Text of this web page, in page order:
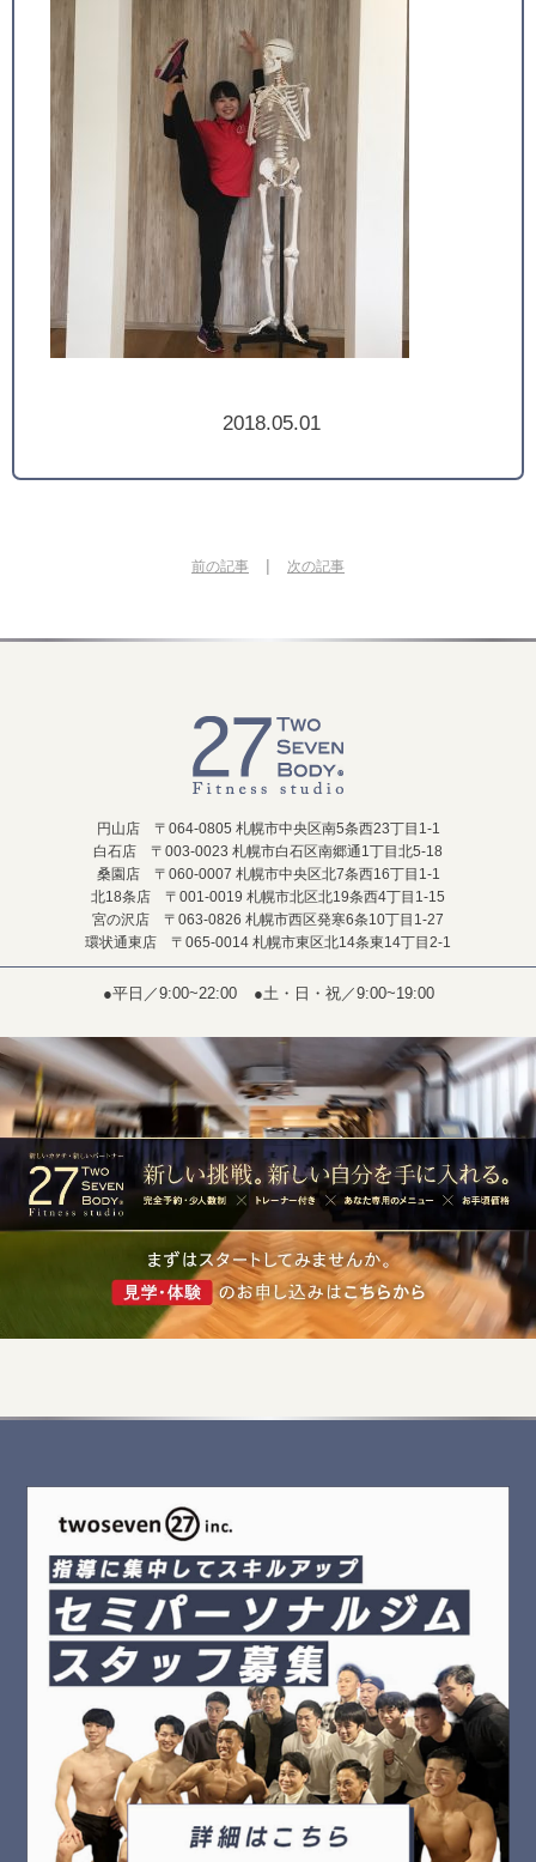
2018.05.01
前の記事 | 次の記事
円山店 〒064-0805 札幌市中央区南5条西23丁目1-1
白石店 〒003-0023 札幌市白石区南郷通1丁目北5-18
桑園店 〒060-0007 札幌市中央区北7条西16丁目1-1
北18条店 〒001-0019 札幌市北区北19条西4丁目1-15
宮の沢店 〒063-0826 札幌市西区発寒6条10丁目1-27
環状通東店 〒065-0014 札幌市東区北14条東14丁目2-1
●平日／9:00~22:00 ●土・日・祝／9:00~19:00